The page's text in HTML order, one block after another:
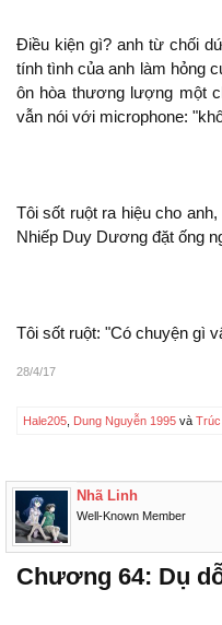
Điều kiện gì? từ chối
tính tình của
làm hỏng
ôn hòa thương lượng
vẫn
với microphone: "
Tôi sốt ruột ra hiệu cho ,
Nhiếp Duy Dương đặt ống
Tôi sốt ruột: "Có chuyện gì
28/4/17
Hale205 Dung Nguyễn 1995 và
Nhã Linh
Well-Known Member
Chương 64: Dụ